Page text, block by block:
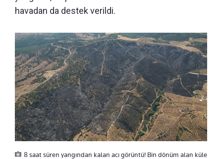
havadan da destek verildi.
8 saat süren yangından kalan acı görüntü! Bin dönüm alan küle